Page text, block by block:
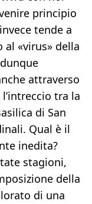
principio
tende a
al «virus» della
attraverso
tra la
di San
Qual è il
inedita?
stagioni,
della
di una